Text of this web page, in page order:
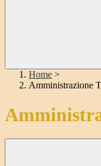
Home >
Amministrazione